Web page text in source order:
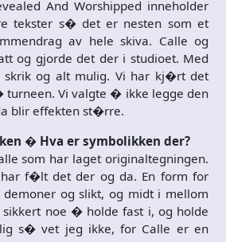
And Worshipped inneholder
tekster s� det er nesten som et
av hele skiva. Calle og
og gjorde det der i studioet. Med
skrik og alt mulig. Vi har kj�rt det
Vi valgte � ikke legge den
blir effekten st�rre.
� Hva er symbolikken der?
som har laget originaltegningen.
f�lt det der og da. En form for
demoner og slikt, og midt i mellom
noe � holde fast i, og holde
s� vet jeg ikke, for Calle er en